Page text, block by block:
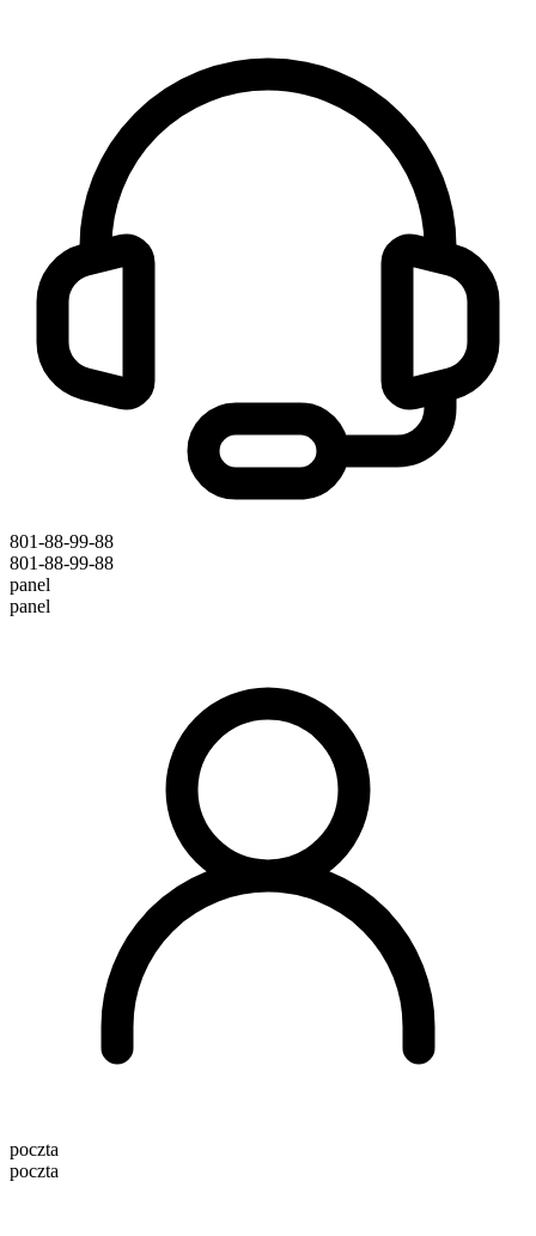
801-88-99-88
801-88-99-88
panel
panel
poczta
poczta